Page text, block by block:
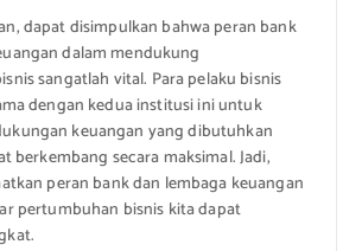
dapat disimpulkan bahwa peran bank
dalam mendukung
sangatlah vital. Para pelaku bisnis
dengan kedua institusi ini untuk
keuangan yang dibutuhkan
berkembang secara maksimal. Jadi,
peran bank dan lembaga keuangan
pertumbuhan bisnis kita dapat